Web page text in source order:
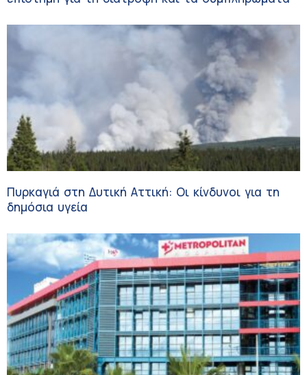
Πυρκαγιά στη Δυτική Αττική: Οι κίνδυνοι για τη
δημόσια υγεία